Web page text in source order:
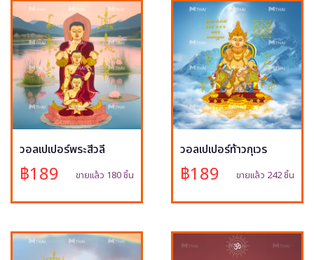
วอลเปเปอร์พระสีวลี
฿189 ขายแล้ว 180 ชิ้น
วอลเปเปอร์ท้าวกุเวร
฿189 ขายแล้ว 242 ชิ้น